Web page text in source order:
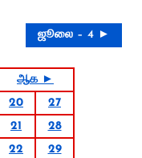
ஜூலை – 4 ►
ஆக ►
20
27
21
28
22
29